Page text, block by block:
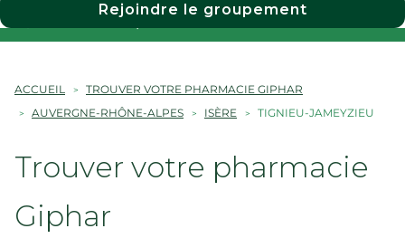
Choisir une pharmacie
Rejoindre le groupement
ACCUEIL
TROUVER VOTRE PHARMACIE GIPHAR
AUVERGNE-RHÔNE-ALPES
ISÈRE TIGNIEU-JAMEYZIEU
Trouver votre pharmacie
Giphar